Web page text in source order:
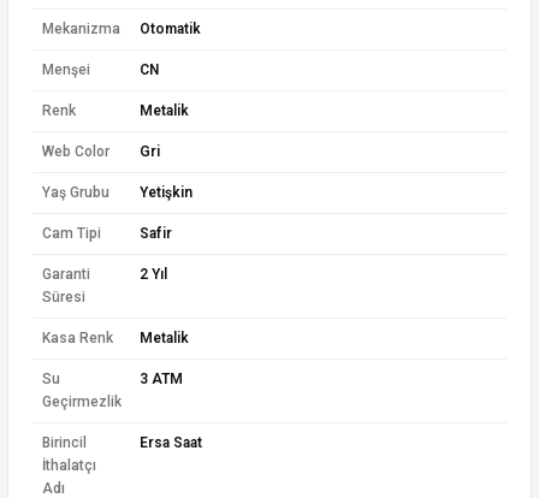
Mekanizma Otomatik
Menşei CN
Renk Metalik
Web Color Gri
Yaş Grubu Yetişkin
Cam Tipi Safir
Garanti
Süresi
2 Yıl
Kasa Renk Metalik
Su
Geçirmezlik
3 ATM
Birincil
İthalatçı
Adı
Ersa Saat